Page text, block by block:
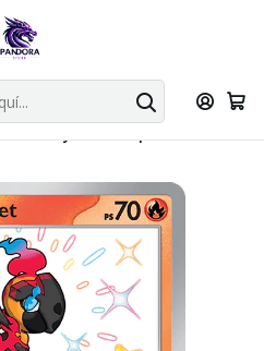
superiores a 49.990 el envio es
singles
TCG Pokémon TCG
Pokémon